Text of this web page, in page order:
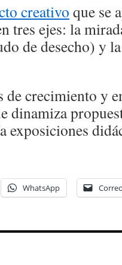
creativo que se
tres ejes: la
de desecho) y
de crecimiento y
dinamiza
exposiciones
WhatsApp